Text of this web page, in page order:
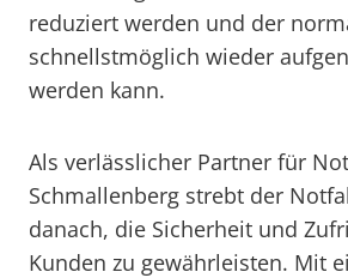
reduziert werden und der
schnellstmöglich wieder
werden kann.
Als verlässlicher Partner für
Schmallenberg strebt der
danach, die Sicherheit und
Kunden zu gewährleisten. Mit